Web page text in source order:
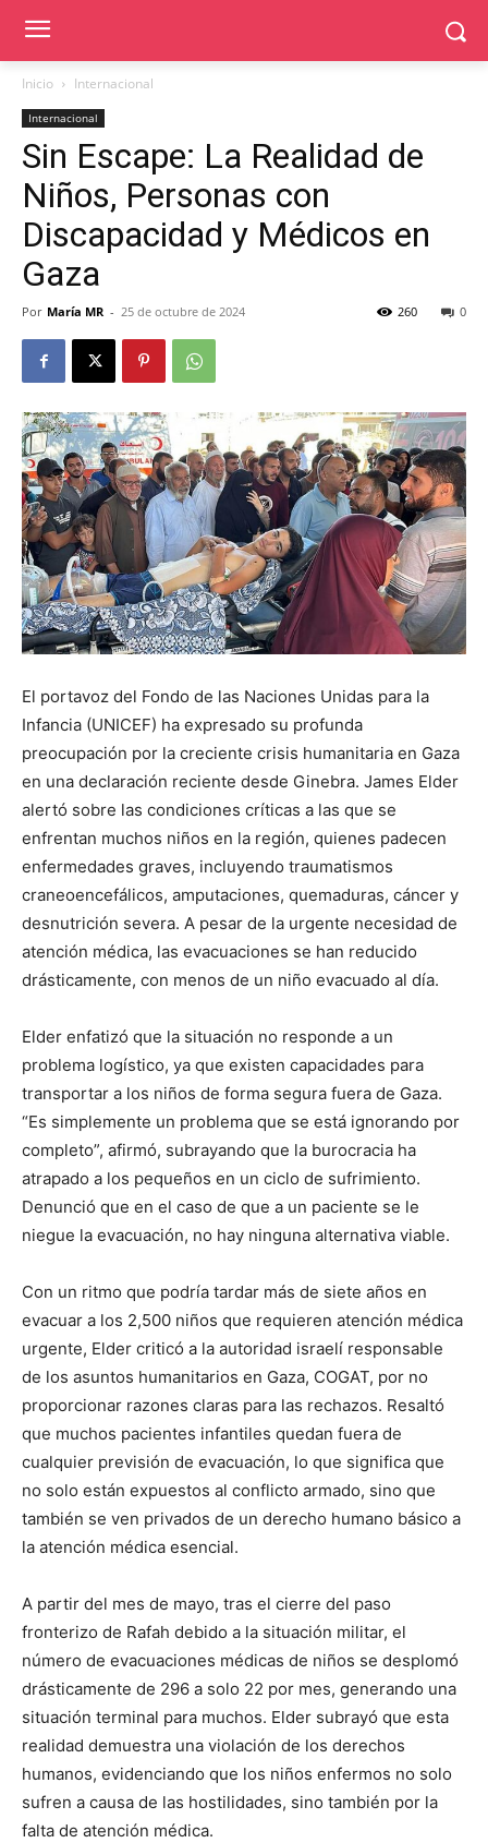
Inicio Internacional
Internacional
Sin Escape: La Realidad de
Niños, Personas con
Discapacidad y Médicos en
Gaza
Por María MR - 25 de octubre de 2024 0
260
El portavoz del Fondo de las Naciones Unidas para la
Infancia (UNICEF) ha expresado su profunda
preocupación por la creciente crisis humanitaria en Gaza
en una declaración reciente desde Ginebra. James Elder
alertó sobre las condiciones críticas a las que se
enfrentan muchos niños en la región, quienes padecen
enfermedades graves, incluyendo traumatismos
craneoencefálicos, amputaciones, quemaduras, cáncer y
desnutrición severa. A pesar de la urgente necesidad de
atención médica, las evacuaciones se han reducido
drásticamente, con menos de un niño evacuado al día.
Elder enfatizó que la situación no responde a un
problema logístico, ya que existen capacidades para
transportar a los niños de forma segura fuera de Gaza.
“Es simplemente un problema que se está ignorando por
completo”, afirmó, subrayando que la burocracia ha
atrapado a los pequeños en un ciclo de sufrimiento.
Denunció que en el caso de que a un paciente se le
niegue la evacuación, no hay ninguna alternativa viable.
Con un ritmo que podría tardar más de siete años en
evacuar a los 2,500 niños que requieren atención médica
urgente, Elder criticó a la autoridad israelí responsable
de los asuntos humanitarios en Gaza, COGAT, por no
proporcionar razones claras para las rechazos. Resaltó
que muchos pacientes infantiles quedan fuera de
cualquier previsión de evacuación, lo que significa que
no solo están expuestos al conflicto armado, sino que
también se ven privados de un derecho humano básico a
la atención médica esencial.
A partir del mes de mayo, tras el cierre del paso
fronterizo de Rafah debido a la situación militar, el
número de evacuaciones médicas de niños se desplomó
drásticamente de 296 a solo 22 por mes, generando una
situación terminal para muchos. Elder subrayó que esta
realidad demuestra una violación de los derechos
humanos, evidenciando que los niños enfermos no solo
sufren a causa de las hostilidades, sino también por la
falta de atención médica.